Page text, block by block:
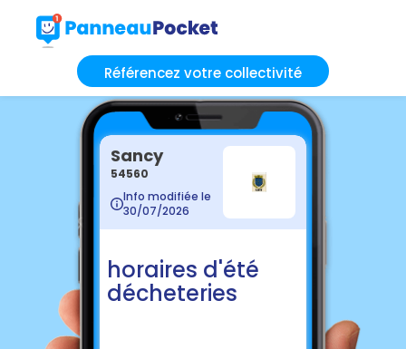
Référencez votre collectivité
Sancy
54560
Info modifiée le
30/07/2026
horaires d'été
décheteries